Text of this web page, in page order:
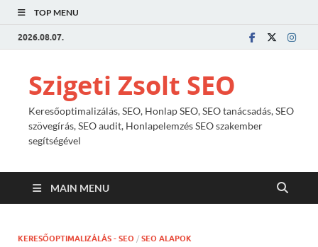
TOP MENU
2026.08.07.
Szigeti Zsolt SEO
Keresőoptimalizálás, SEO, Honlap SEO, SEO tanácsadás, SEO
szövegírás, SEO audit, Honlapelemzés SEO szakember
segítségével
MAIN MENU
KERESŐOPTIMALIZÁLÁS - SEO / SEO ALAPOK